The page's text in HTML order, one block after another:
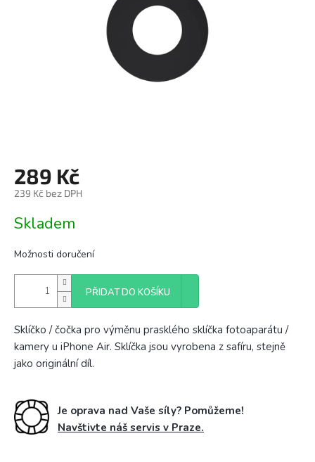
289 Kč
239 Kč bez DPH
cena:
Skladem
Možnosti doručení
PŘIDAT DO KOŠÍKU
Sklíčko / čočka pro výměnu prasklého sklíčka fotoaparátu /
kamery u iPhone Air. Sklíčka jsou vyrobena z safíru, stejně
jako originální díl.
Je oprava nad Vaše síly? Pomůžeme!
Navštivte náš servis v Praze.